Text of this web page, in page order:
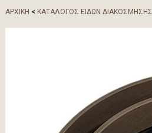
ΑΡΧΙΚΗ < ΚΑΤΑΛΟΓΟΣ ΕΙΔΩΝ ΔΙΑΚΟΣΜΗΣΗΣ